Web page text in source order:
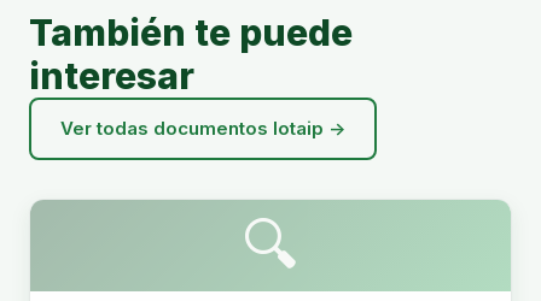
También te puede
interesar
Ver todas documentos lotaip →
🔍